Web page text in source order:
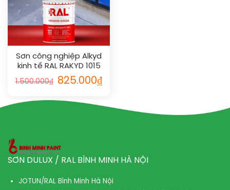
Sơn công nghiệp Alkyd
kinh tế RAL RAKYD 1015
1.500.000₫ 825.000₫
SƠN DULUX / RAL BÌNH MINH HÀ NỘI
JOTUN/RAL Bình Minh Hà Nội